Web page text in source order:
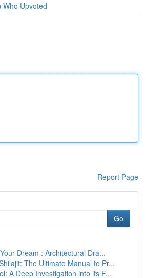
Who Upvoted
Report Page
Go
Dream : Architectural Dra...
The Ultimate Manual to Pr...
A Deep Investigation into its F...